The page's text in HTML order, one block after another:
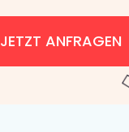
JETZT ANFRAGEN